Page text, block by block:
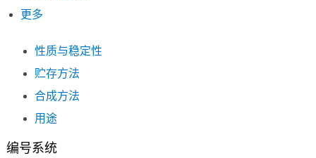
更多
性质与稳定性
贮存方法
合成方法
用途
编号系统